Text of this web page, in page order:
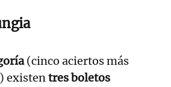
(cinco aciertos más
existentres boletos